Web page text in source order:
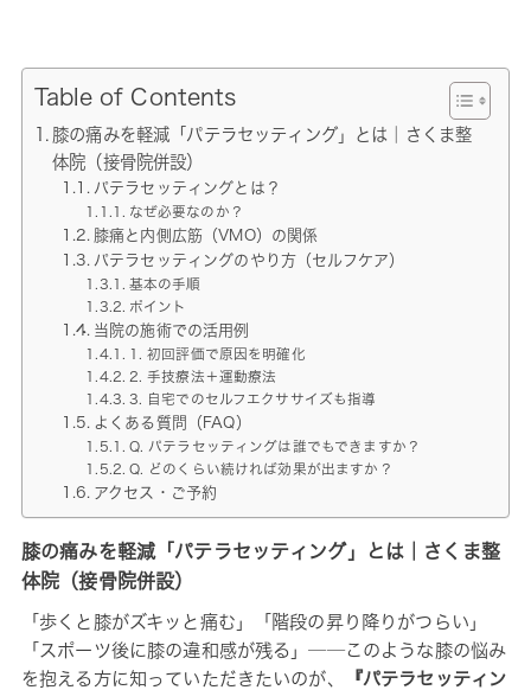
Table of Contents
膝の痛みを軽減「パテラセッティング」とは｜さくま整
体院（接骨院併設）
パテラセッティングとは？
なぜ必要なのか？
膝痛と内側広筋（VMO）の関係
パテラセッティングのやり方（セルフケア）
基本の手順
ポイント
当院の施術での活用例
1. 初回評価で原因を明確化
2. 手技療法＋運動療法
3. 自宅でのセルフエクササイズも指導
よくある質問（FAQ）
Q. パテラセッティングは誰でもできますか？
Q. どのくらい続ければ効果が出ますか？
アクセス・ご予約
膝の痛みを軽減「パテラセッティング」とは｜さくま整
体院（接骨院併設）
「歩くと膝がズキッと痛む」「階段の昇り降りがつらい」
「スポーツ後に膝の違和感が残る」──このような膝の悩み
を抱える方に知っていただきたいのが、
『パテラセッティン